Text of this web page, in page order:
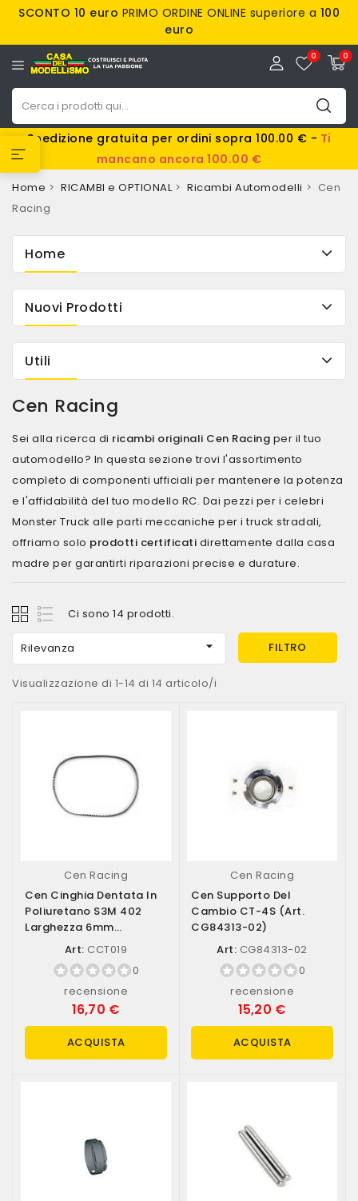
SCONTO 10 euro PRIMO ORDINE ONLINE superiore a 100
euro
0
0
Spedizione gratuita per ordini sopra 100.00 € - Ti
mancano ancora 100.00 €
Home RICAMBI e OPTIONAL Ricambi Automodelli
Cen
Racing
Home
Nuovi Prodotti
Utili
Cen Racing
Sei alla ricerca di ricambi originali Cen Racing per il tuo
automodello? In questa sezione trovi l'assortimento
completo di componenti ufficiali per mantenere la potenza
e l'affidabilità del tuo modello RC. Dai pezzi per i celebri
Monster Truck alle parti meccaniche per i truck stradali,
offriamo solo prodotti certificati direttamente dalla casa
madre per garantirti riparazioni precise e durature.
Ci sono 14 prodotti.
Rilevanza  FILTRO
Visualizzazione di 1-14 di 14 articolo/i
Cen Racing
Cen Cinghia Dentata In
Poliuretano S3M 402
Larghezza 6mm
Equivalente (art....
Art: CCT019
0
recensione
16,70 €
ACQUISTA
Cen Racing
Cen Supporto Del
Cambio CT-4S (art.
CG84313-02)
Art: CG84313-02
0
recensione
15,20 €
ACQUISTA